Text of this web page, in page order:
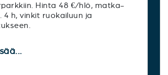
Hinta 48 €/hlö, matka-
4 h, vinkit ruokailuun ja